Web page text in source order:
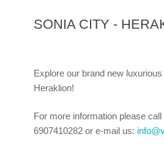
SONIA CITY -
Explore our brand new
Heraklion!
For more information please
6907410282 or e-mail us: